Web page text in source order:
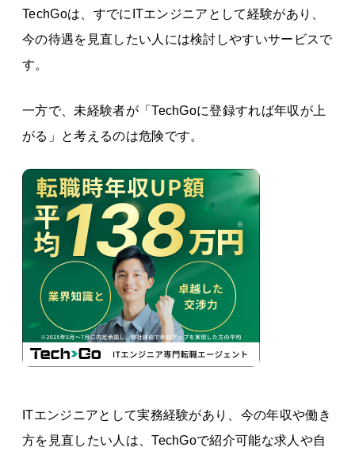
TechGoは、すでにITエンジニアとして経験があり、
今の待遇を見直したい人には検討しやすいサービスで
す。
一方で、未経験者が「TechGoに登録すれば年収が上
がる」と考えるのは危険です。
ITエンジニアとして実務経験があり、今の年収や働き
方を見直したい人は、TechGoで紹介可能な求人や自